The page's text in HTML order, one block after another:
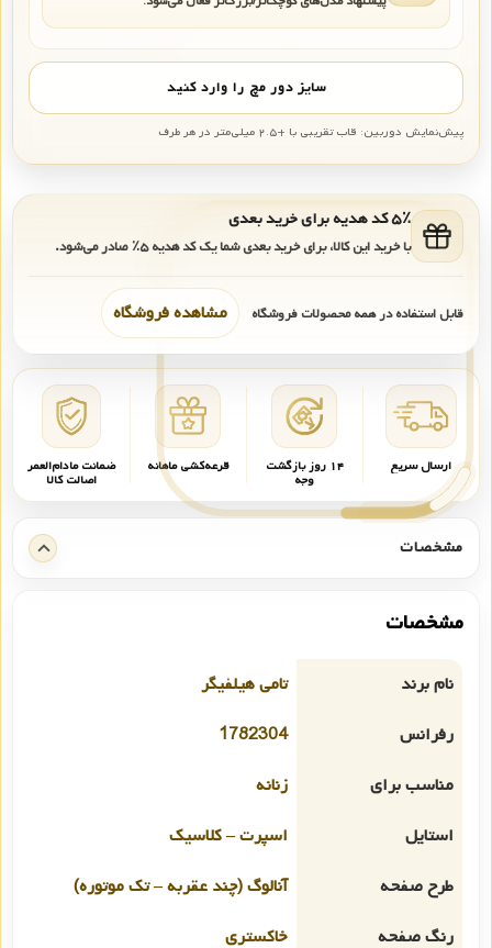
سایز دور مچ را وارد کنید
پیش‌نمایش دوربین: قاب تقریبی با +۲.۵ میلی‌متر در هر طرف
۵٪ کد هدیه برای خرید بعدی
با خرید این کالا، برای خرید بعدی شما یک کد هدیه۵٪ صادر می‌شود.
قابل استفاده در همه محصولات فروشگاه مشاهده فروشگاه
ارسال سریع ۱۴ روز بازگشت
وجه
قرعه‌کشی ماهانه ضمانت مادام‌العمر
اصالت کالا
مشخصات
مشخصات
نام برند
تامی هیلفیگر
رفرانس
1782304
مناسب برای
زنانه
استایل
اسپرت – کلاسیک
طرح صفحه
آنالوگ (چند عقربه – تک موتوره)
رنگ صفحه
خاکستری